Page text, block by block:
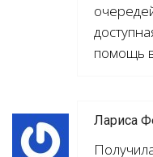
помощь
Лариса